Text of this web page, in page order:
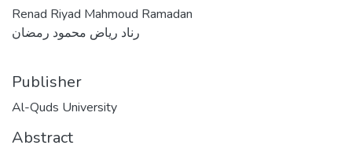
Renad Riyad Mahmoud Ramadan
رناد رياض محمود رمضان
Publisher
Al-Quds University
Abstract